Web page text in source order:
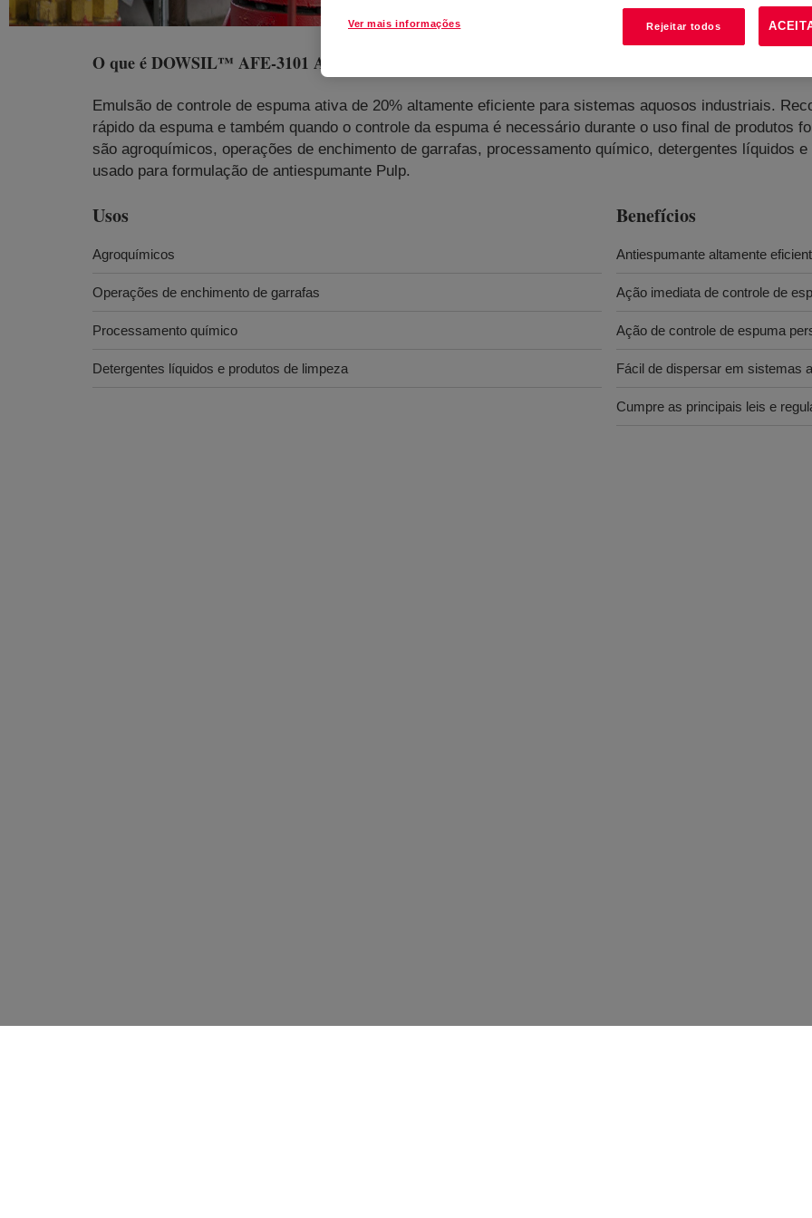
O que éDOWSIL™ AFE-3101 Antifoam Emulsion
Emulsão de controle de espuma ativa de 20% altamente eficiente para sistemas aquosos industriais.
rápido da espuma e também quando o controle da espuma é necessário durante o uso final de produtos
são agroquímicos, operações de enchimento de garrafas, processamento químico, detergentes líquidos
usado para formulação de antiespumante Pulp.
Usos
Agroquímicos
Operações de enchimento de garrafas
Processamento químico
Detergentes líquidos e produtos de limpeza
Benefícios
Antiespumante altamente
Ação imediata de controle de
Ação de controle de espuma
Fácil de dispersar em sistemas
Cumpre as principais leis e
Ver mais informações Rejeitar todos